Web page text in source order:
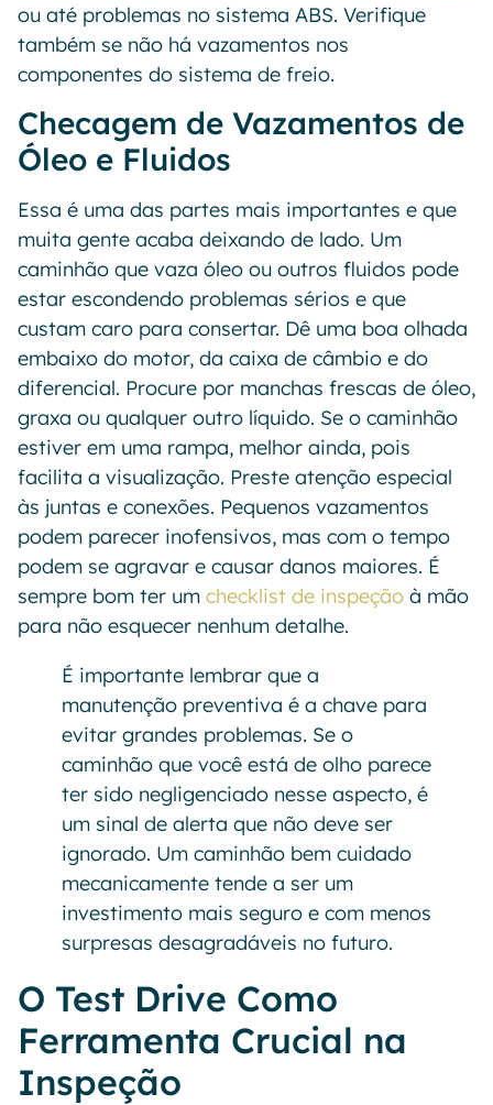
ou até problemas no sistema ABS. Verifique
também se não há vazamentos nos
componentes do sistema de freio.
Checagem de Vazamentos de
Óleo e Fluidos
Essa é uma das partes mais importantes e que
muita gente acaba deixando de lado. Um
caminhão que vaza óleo ou outros fluidos pode
estar escondendo problemas sérios e que
custam caro para consertar. Dê uma boa olhada
embaixo do motor, da caixa de câmbio e do
diferencial. Procure por manchas frescas de óleo,
graxa ou qualquer outro líquido. Se o caminhão
estiver em uma rampa, melhor ainda, pois
facilita a visualização. Preste atenção especial
às juntas e conexões. Pequenos vazamentos
podem parecer inofensivos, mas com o tempo
podem se agravar e causar danos maiores. É
sempre bom ter um checklist de inspeção à mão
para não esquecer nenhum detalhe.
É importante lembrar que a
manutenção preventiva é a chave para
evitar grandes problemas. Se o
caminhão que você está de olho parece
ter sido negligenciado nesse aspecto, é
um sinal de alerta que não deve ser
ignorado. Um caminhão bem cuidado
mecanicamente tende a ser um
investimento mais seguro e com menos
surpresas desagradáveis no futuro.
O Test Drive Como
Ferramenta Crucial na
Inspeção